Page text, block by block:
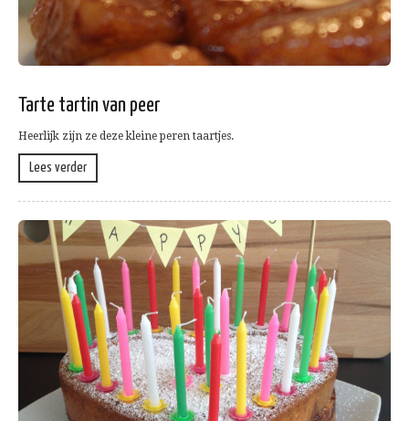
Tarte tartin van peer
Heerlijk zijn ze deze kleine peren taartjes.
Lees verder